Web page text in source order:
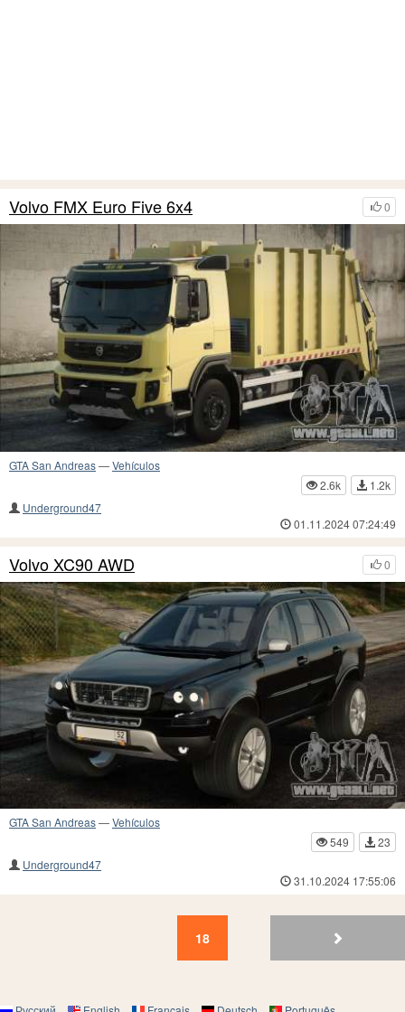
0
Volvo FMX Euro Five 6x4
GTA San Andreas—Vehículos
2.6k
1.2k
Underground47
01.11.2024 07:24:49
0
Volvo XC90 AWD
GTA San Andreas—Vehículos
549
23
Underground47
31.10.2024 17:55:06
14 13 12 11 10 9
18